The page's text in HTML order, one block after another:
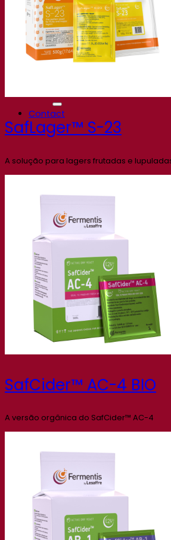
Gravações de webinars
Recursos
Centro de conhecimento
Percepções de
Documentations
Fermentis app
Contact
SafLager™ S-23
A solução para lagers frutadas e
SafCider™ AC-4 BIO
A versão orgânica do SafCider™ AC-4